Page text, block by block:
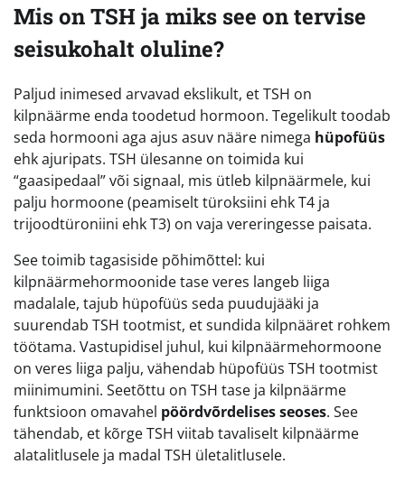
Mis on TSH ja miks see on tervise
seisukohalt oluline?
Paljud inimesed arvavad ekslikult, et TSH on
kilpnäärme enda toodetud hormoon. Tegelikult toodab
seda hormooni aga ajus asuv nääre nimega hüpofüüs
ehk ajuripats. TSH ülesanne on toimida kui
“gaasipedaal” või signaal, mis ütleb kilpnäärmele, kui
palju hormoone (peamiselt türoksiini ehk T4 ja
trijoodtüroniini ehk T3) on vaja vereringesse paisata.
See toimib tagasiside põhimõttel: kui
kilpnäärmehormoonide tase veres langeb liiga
madalale, tajub hüpofüüs seda puudujääki ja
suurendab TSH tootmist, et sundida kilpnääret rohkem
töötama. Vastupidisel juhul, kui kilpnäärmehormoone
on veres liiga palju, vähendab hüpofüüs TSH tootmist
miinimumini. Seetõttu on TSH tase ja kilpnäärme
funktsioon omavahel pöördvõrdelises seoses. See
tähendab, et kõrge TSH viitab tavaliselt kilpnäärme
alatalitlusele ja madal TSH ületalitlusele.